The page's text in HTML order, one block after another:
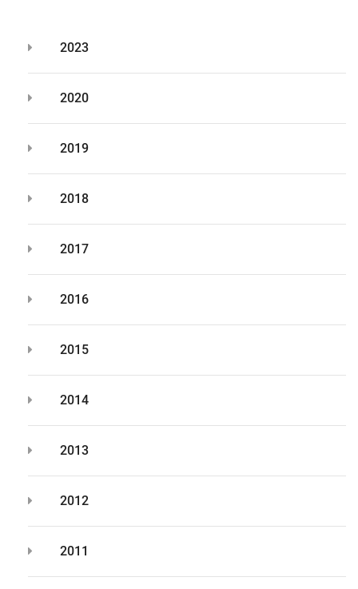
2023
2020
2019
2018
2017
2016
2015
2014
2013
2012
2011